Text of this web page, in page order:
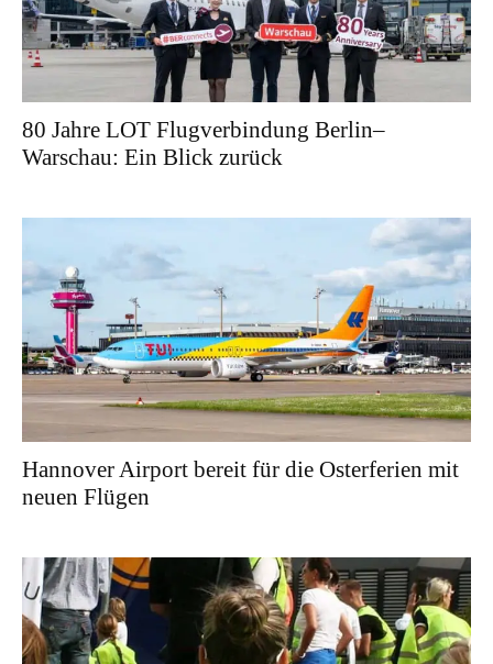
80 Jahre LOT Flugverbindung Berlin–
Warschau: Ein Blick zurück
Hannover Airport bereit für die Osterferien mit
neuen Flügen